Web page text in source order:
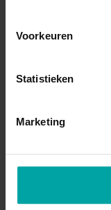
Voorkeuren
Statistieken
Marketing
mondeling als
Wat
Een